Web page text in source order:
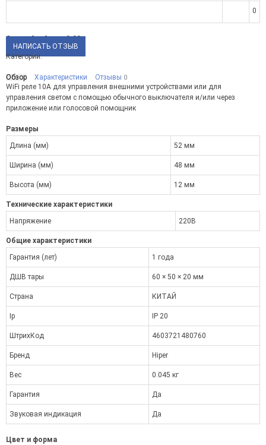
0
Средний рейтинг:0.00
НАПИСАТЬ ОТЗЫВ
Категории:
Обзор Характеристики Отзывы 0
WiFi реле 10А для управления внешними устройствами или для
управления светом с помощью обычного выключателя и/или через
приложение или голосовой помощник
Размеры
Длина (мм)
52 мм
Ширина (мм) 48 мм
Высота (мм) 12 мм
Технические характеристики
Напряжение
220В
Общие характеристики
Гарантия (лет)
1 года
ДШВ тары 60 × 50 × 20 мм
Страна КИТАЙ
Ip IP 20
ШтрихКод 4603721480760
Бренд Hiper
Вес 0.045 кг
Гарантия Да
Звуковая индикация Да
Цвет и форма